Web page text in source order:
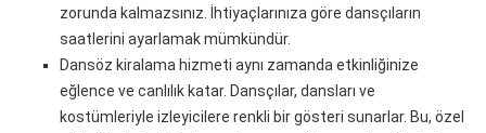
zorunda kalmazsınız. İhtiyaçlarınıza göre dansçıların
saatlerini ayarlamak mümkündür.
Dansöz kiralama hizmeti aynı zamanda etkinliğinize
eğlence ve canlılık katar. Dansçılar, dansları ve
kostümleriyle izleyicilere renkli bir gösteri sunarlar. Bu, özel